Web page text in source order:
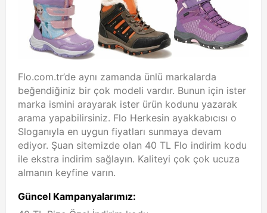
Flo.com.tr’de aynı zamanda ünlü markalarda
beğendiğiniz bir çok modeli vardır. Bunun için ister
marka ismini arayarak ister ürün kodunu yazarak
arama yapabilirsiniz. Flo Herkesin ayakkabıcısı o
Sloganıyla en uygun fiyatları sunmaya devam
ediyor. Şuan sitemizde olan 40 TL Flo indirim kodu
ile ekstra indirim sağlayın. Kaliteyi çok çok ucuza
almanın keyfine varın.
Güncel Kampanyalarımız: